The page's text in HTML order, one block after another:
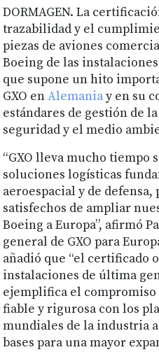
DORMAGEN. La
trazabilidad y el
piezas de aviones
Boeing de las
que supone un hito
GXO enAlemaniay en su
estándares de gestión de
seguridad y el medio
“GXO lleva mucho tiempo
soluciones logísticas
aeroespacial y de
satisfechos de ampliar
Boeing a Europa”, afirmó
general de GXO para
añadió que “el certificado
instalaciones de última
ejemplifica el compromiso
fiable y rigurosa con los
mundiales de la industria
bases para una mayor